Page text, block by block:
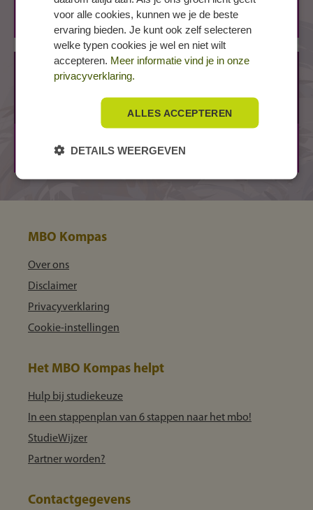
BOL
3 jaar
LEEUWARDEN, Jansoniusstraat
8934 BM LEEUWARDEN
BBL
3 jaar
MBO Kompas
Over ons
Disclaimer
Privacyverklaring
Cookie-instellingen
Het MBO Kompas helpt
Hulp bij studiekeuze
In een stappenplan van 6 stappen naar het mbo!
StudieWijzer
Partner worden?
Contactgegevens
voor alle cookies, kunnen we je de beste
ervaring bieden. Je kunt ook zelf selecteren
welke typen cookies je wel en niet wilt
accepteren. Meer informatie vind je in onze
privacyverklaring.
ALLES ACCEPTEREN
DETAILS WEERGEVEN